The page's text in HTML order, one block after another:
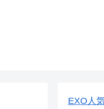
EXO人